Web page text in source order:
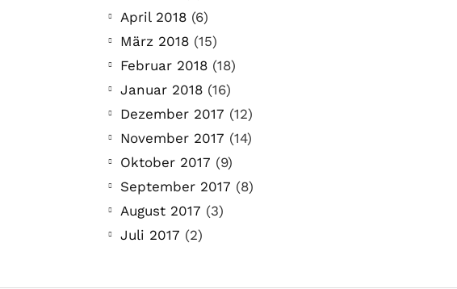
April 2018 (6)
März 2018 (15)
Februar 2018 (18)
Januar 2018 (16)
Dezember 2017 (12)
November 2017 (14)
Oktober 2017 (9)
September 2017 (8)
August 2017 (3)
Juli 2017 (2)